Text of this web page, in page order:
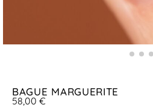
BAGUE MARGUERITE
58,00 €